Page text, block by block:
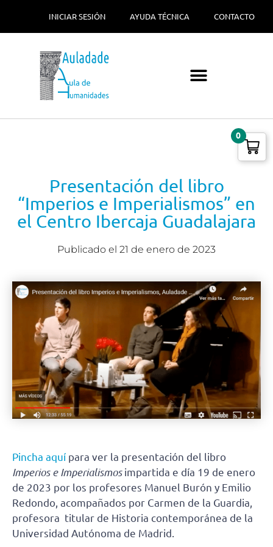
INICIAR SESIÓN AYUDA TÉCNICA CONTACTO
Presentación del libro
“Imperios e Imperialismos” en
el Centro Ibercaja Guadalajara
Publicado el 21 de enero de 2023
Pincha aquí para ver la presentación del libro
Imperios e Imperialismosimpartida e día 19 de enero
de 2023 por los profesores Manuel Burón y Emilio
Redondo, acompañados por Carmen de la Guardia,
profesora titular de Historia contemporánea de la
Universidad Autónoma de Madrid.
0